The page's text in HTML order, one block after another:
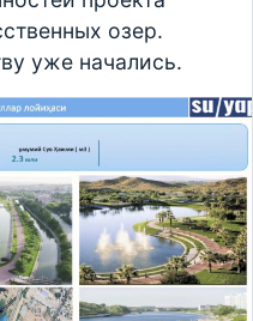
озер.
уже начались.